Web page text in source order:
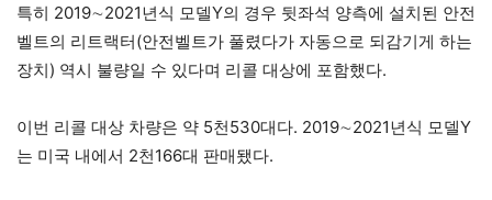
특히 2019∼2021년식 모델Y의 경우 뒷좌석 양측에 설치된 안전
벨트의 리트랙터(안전벨트가 풀렸다가 자동으로 되감기게 하는
장치) 역시 불량일 수 있다며 리콜 대상에 포함했다.
이번 리콜 대상 차량은 약 5천530대다. 2019∼2021년식 모델Y
는 미국 내에서 2천166대 판매됐다.